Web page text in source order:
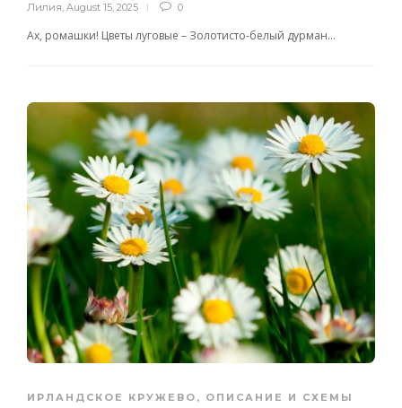
Лилия, August 15, 2025 0
Ах, ромашки! Цветы луговые – Золотисто-белый дурман…
ИРЛАНДСКОЕ КРУЖЕВО , ОПИСАНИЕ И СХЕМЫ